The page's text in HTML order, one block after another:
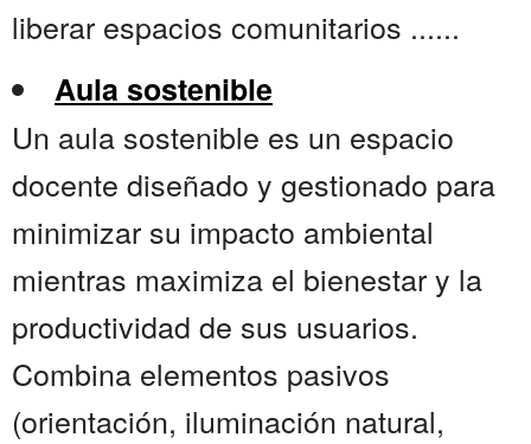
liberar espacios comunitarios ......
Aula sostenible
Un aula sostenible es un espacio
docente diseñado y gestionado para
minimizar su impacto ambiental
mientras maximiza el bienestar y la
productividad de sus usuarios.
Combina elementos pasivos
(orientación, iluminación natural,